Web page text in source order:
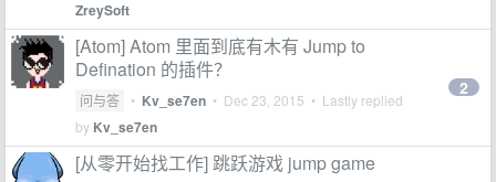
ZreySoft
[Atom] Atom 里面到底有木有 Jump to
Defination 的插件？
问与答 • Kv_se7en • Dec 23, 2015 • Lastly replied
by Kv_se7en
2
[从零开始找工作] 跳跃游戏 jump game